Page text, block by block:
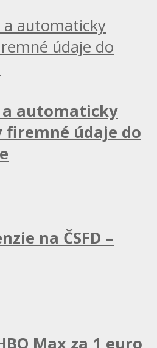
a automaticky
údaje do
na ČSFD –
Max za 1 euro